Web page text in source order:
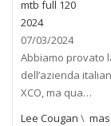
07/03/2024
Abbiamo provato
dell’azienda
XCO, ma qua…
Lee Cougan \